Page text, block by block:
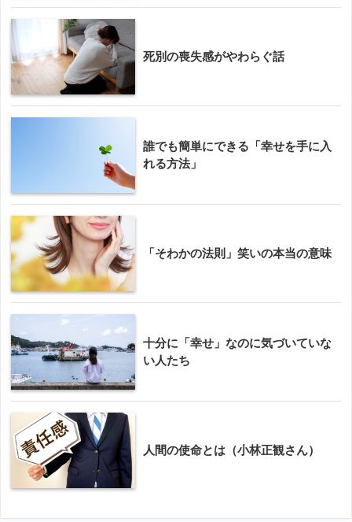
死別の喪失感がやわらぐ話
誰でも簡単にできる「幸せを手に入
れる方法」
「そわかの法則」笑いの本当の意味
十分に「幸せ」なのに気づいていな
い人たち
人間の使命とは（小林正観さん）